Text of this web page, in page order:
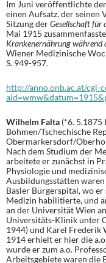
Im Juni veröffentlichte
einen Aufsatz, der seinen
Sitzung derGesellschaft für
Mai 1915
Krankenernährung während
Wiener Medizinische
S. 949-957.
http://anno.onb.ac.at/cgi-
Wilhelm Falta (*6. 5.1875
Böhmen/Tschechische
Obermarkersdorf/
Nach dem Studium der
arbeitete er zunächst in
Physiologie und
Ausbildungsstätten
Basler Bürgerspital, wo
Medizin habilitierte, und
an der Universität Wien
Universitäts-Klinik unter
1944) und Karel Frederik
1914 erhielt er hier die
wurde er zum a.o.
Arbeitsgebiete waren die